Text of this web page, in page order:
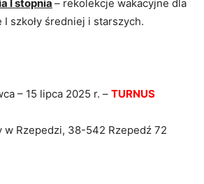
I stopnia – rekolekcje wakacyjne dla
I szkoły średniej i starszych.
– 15 lipca 2025 r. – TURNUS
w Rzepedzi, 38-542 Rzepedź 72